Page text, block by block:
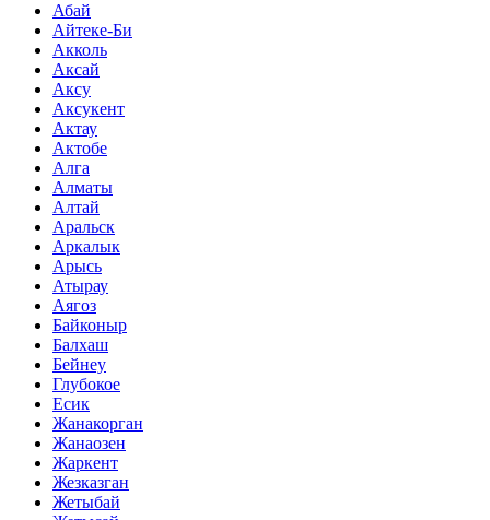
Абай
Айтеке-Би
Акколь
Аксай
Аксу
Аксукент
Актау
Актобе
Алга
Алматы
Алтай
Аральск
Аркалык
Арысь
Атырау
Аягоз
Байконыр
Балхаш
Бейнеу
Глубокое
Есик
Жанакорган
Жанаозен
Жаркент
Жезказган
Жетыбай